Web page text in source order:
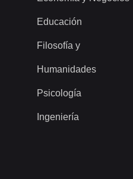
Educación
Filosofía y
Humanidades
Psicología
Ingeniería